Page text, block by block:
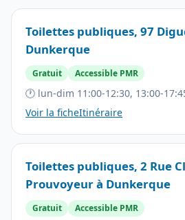
Toilettes publiques, 97
Dunkerque
Gratuit Accessible PMR
🕐 lun-dim 11:00-12:30, 13:00-
Voir la ficheItinéraire
Toilettes publiques, 2 Rue
Prouvoyeur à Dunkerque
Gratuit Accessible PMR